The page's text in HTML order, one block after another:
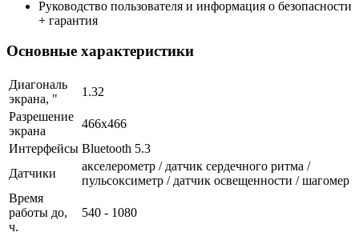
Руководство пользователя и информация о безопасности
+ гарантия
Основные характеристики
Диагональ
экрана, "
1.32
Разрешение
экрана
466x466
Интерфейсы Bluetooth 5.3
Датчики
акселерометр / датчик сердечного ритма /
пульсоксиметр / датчик освещенности / шагомер
Время
работы до,
ч.
540 - 1080